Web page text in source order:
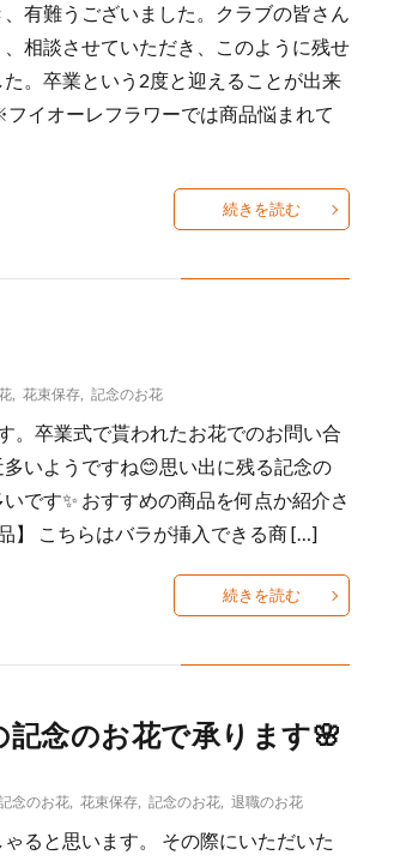
有難うございました。クラブの皆さん
相談させていただき、このように残せ
。卒業という2度と迎えることが出来
イオーレフラワーでは商品悩まれて
続きを読む
花束保存 記念のお花
。卒業式で貰われたお花でのお問い合
いようですね😊思い出に残る記念の
です✨️ おすすめの商品を何点か紹介さ
】 こちらはバラが挿入できる商 […]
続きを読む
念のお花で承ります🌸
念のお花 花束保存 記念のお花 退職のお花
ると思います。 その際にいただいた